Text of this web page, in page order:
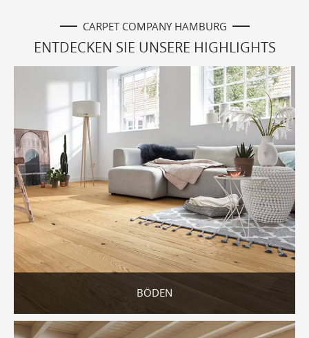
CARPET COMPANY HAMBURG
ENTDECKEN SIE UNSERE HIGHLIGHTS
BÖDEN